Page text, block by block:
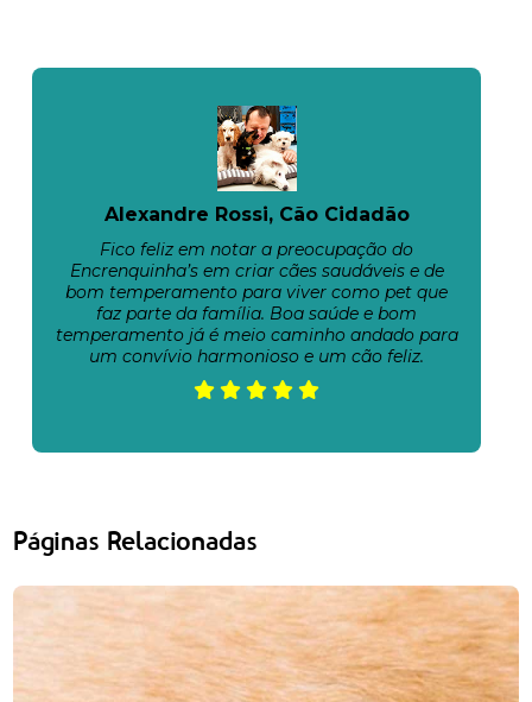
Alexandre Rossi, Cão Cidadão
Fico feliz em notar a preocupação do
Encrenquinha’s em criar cães saudáveis e de
bom temperamento para viver como pet que
faz parte da família. Boa saúde e bom
temperamento já é meio caminho andado para
um convívio harmonioso e um cão feliz.
Páginas Relacionadas